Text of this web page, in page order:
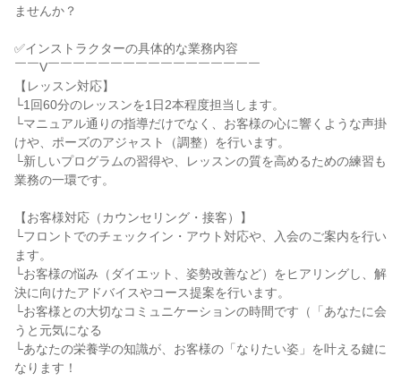
ませんか？
✅インストラクターの具体的な業務内容
￣￣V￣￣￣￣￣￣￣￣￣￣￣￣￣￣￣￣￣
【レッスン対応】
└1回60分のレッスンを1日2本程度担当します。
└マニュアル通りの指導だけでなく、お客様の心に響くような声掛
けや、ポーズのアジャスト（調整）を行います。
└新しいプログラムの習得や、レッスンの質を高めるための練習も
業務の一環です。
【お客様対応（カウンセリング・接客）】
└フロントでのチェックイン・アウト対応や、入会のご案内を行い
ます。
└お客様の悩み（ダイエット、姿勢改善など）をヒアリングし、解
決に向けたアドバイスやコース提案を行います。
└お客様との大切なコミュニケーションの時間です（「あなたに会
うと元気になる
└あなたの栄養学の知識が、お客様の「なりたい姿」を叶える鍵に
なります！